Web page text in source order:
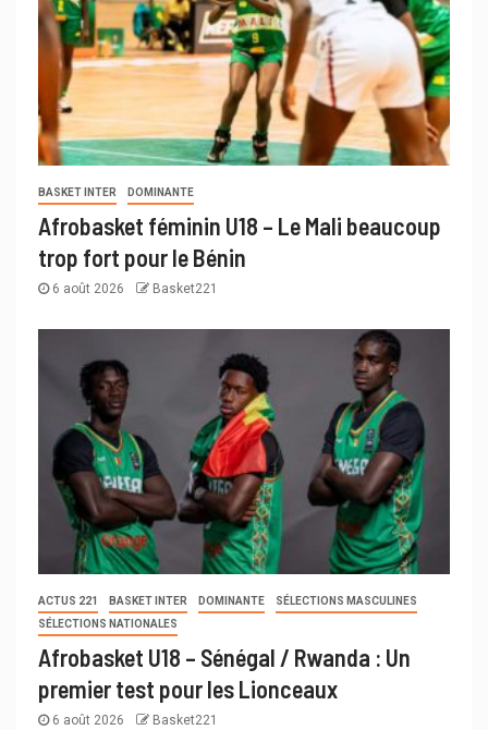
BASKET INTER DOMINANTE
Afrobasket féminin U18 – Le Mali beaucoup
trop fort pour le Bénin
6 août 2026 Basket221
ACTUS 221 BASKET INTER DOMINANTE
SÉLECTIONS MASCULINES
SÉLECTIONS NATIONALES
Afrobasket U18 – Sénégal / Rwanda : Un
premier test pour les Lionceaux
6 août 2026 Basket221